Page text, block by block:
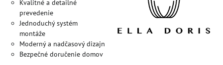
Kvalitné a detailné
prevedenie
Jednoduchý systém
montáže
Moderný a nadčasový dizajn
Bezpečné doručenie domov